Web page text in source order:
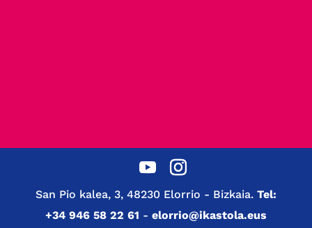
San Pio kalea, 3, 48230 Elorrio - Bizkaia. Tel:
+34 946 58 22 61 - elorrio@ikastola.eus